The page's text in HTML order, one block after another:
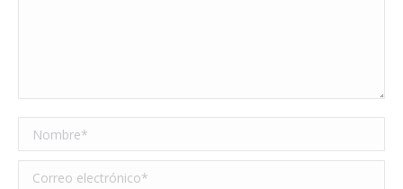
Nombre *
Correo electrónico *